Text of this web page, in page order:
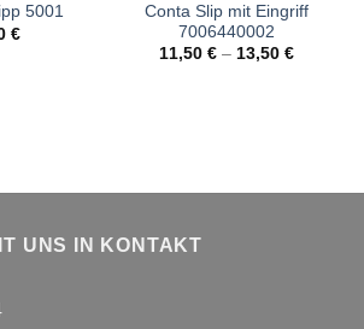
5001
€
Conta Slip mit Eingriff
7006440002
11,50 €– 13,50 €
UNS IN KONTAKT